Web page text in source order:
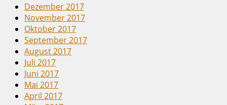
Dezember 2017
November 2017
Oktober 2017
September 2017
August 2017
Juli 2017
Juni 2017
Mai 2017
April 2017